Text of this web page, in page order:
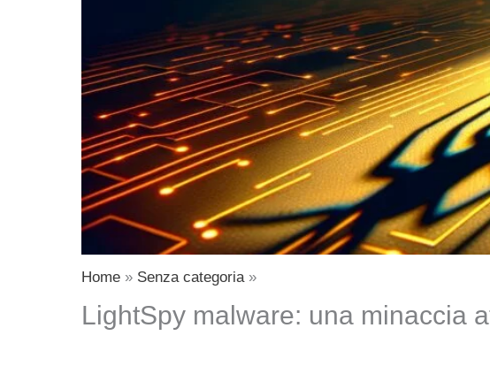
Home Senza categoria
LightSpy malware: una minaccia